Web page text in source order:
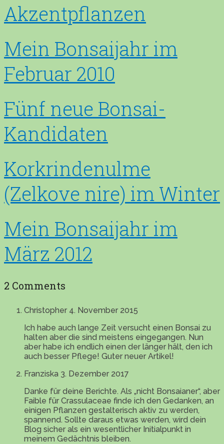
Akzentpflanzen
Mein Bonsaijahr im
Februar 2010
Fünf neue Bonsai-
Kandidaten
Korkrindenulme
(Zelkove nire) im Winter
Mein Bonsaijahr im
März 2012
2 Comments
Christopher 4. November 2015
Ich habe auch lange Zeit versucht einen Bonsai zu
halten aber die sind meistens eingegangen. Nun
aber habe ich endlich einen der länger hält, den ich
auch besser Pflege! Guter neuer Artikel!
Franziska 3. Dezember 2017
Danke für deine Berichte. Als „nicht Bonsaianer“, aber
Faible für Crassulaceae finde ich den Gedanken, an
einigen Pflanzen gestalterisch aktiv zu werden,
spannend. Sollte daraus etwas werden, wird dein
Blog sicher als ein wesentlicher Initialpunkt in
meinem Gedächtnis bleiben.